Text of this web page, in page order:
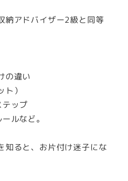
納アドバイザー2級と同等
の違い
）
ップ
ルなど。
知ると、お片付け迷子にな